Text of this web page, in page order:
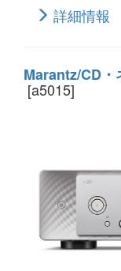
詳細情報
Marantz/CD・
[a5015]